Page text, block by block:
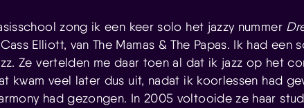
zong ik een keer solo het jazzy nummer
Elliott, van The Mamas & The Papas. Ik had een
Ze vertelden me daar toen al dat ik jazz op het
kwam veel later dus uit, nadat ik koorlessen had
had gezongen. In 2005 voltooide ze haar